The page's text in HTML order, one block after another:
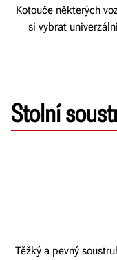
Kotouče některých
si vybrat
Stolní
Těžký a pevný